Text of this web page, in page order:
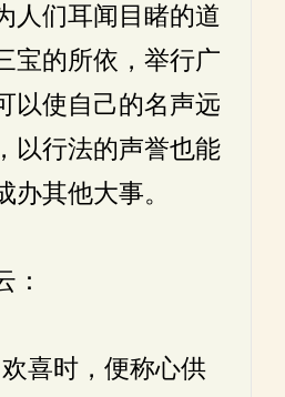
人们耳闻目睹的道
宝的所依，举行广
以使自己的名声远
以行法的声誉也能
办其他大事。
：
喜时，便称心供